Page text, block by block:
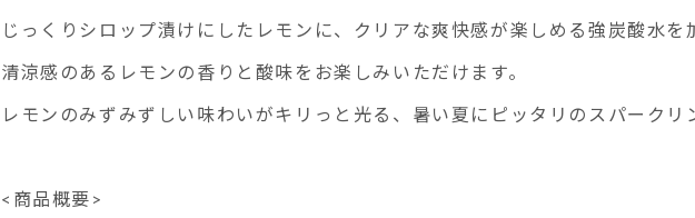
じっくりシロップ漬けにしたレモンに、クリアな爽快感が楽しめる強炭酸水を
清涼感のあるレモンの香りと酸味をお楽しみいただけます。
レモンのみずみずしい味わいがキリっと光る、暑い夏にピッタリのスパークリ
<商品概要>